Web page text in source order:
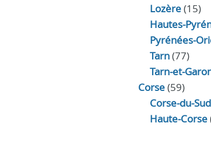
Lozère(15)
Hautes-
Pyrénées-
Tarn(77)
Tarn-et-
Corse(59)
Corse-du-Sud
Haute-Corse